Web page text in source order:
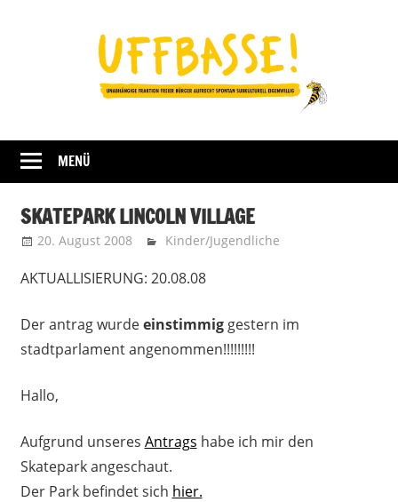
UFFBASSE!
Darmstadt
MENÜ
SKATEPARK LINCOLN VILLAGE
20. August 2008 admin
Kinder/Jugendliche
AKTUALLISIERUNG: 20.08.08
Der antrag wurdeeinstimmiggestern im
stadtparlament angenommen!!!!!!!!!
Hallo,
Aufgrund unseres Antrags habe ich mir den
Skatepark angeschaut.
Der Park befindet sich hier.